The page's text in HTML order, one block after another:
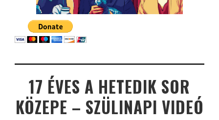
17 ÉVES A HETEDIK SOR
KÖZEPE – SZÜLINAPI VIDEÓ